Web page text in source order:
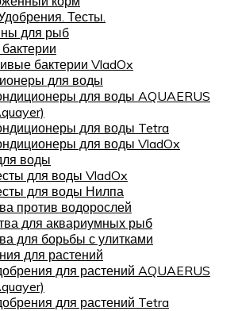
Тесты.
для рыб
бактерии VladOx
для воды
для воды AQUAERUS
для воды Tetra
для воды VladOx
воды
для воды VladOx
для воды Нилпа
против водорослей
для аквариумных рыб
для борьбы с улитками
для растений
для растений AQUAERUS
для растений Tetra